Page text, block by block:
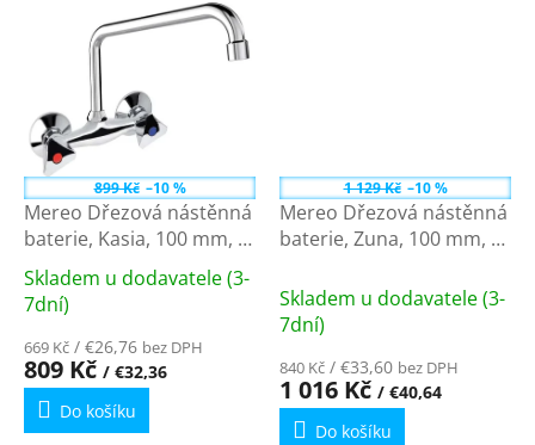
hvězdiček.
899 Kč –10 %
Mereo Dřezová nástěnná
baterie, Kasia, 100 mm, s
U ramínkem trubkovým o
18 mm - 230 mm, chrom
CBS301A04
Průměrné
hodnocení
produktu
je
4,3
z
Skladem u dodavatele (3-
7dní)
669 Kč / €26,76 bez DPH
809 Kč / €32,36
Do košíku
1 129 Kč –10 %
Mereo Dřezová nástěnná
baterie, Zuna, 100 mm, s
rovným 160 mm, chrom
CB302A02Z
Skladem u dodavatele (3-
7dní)
840 Kč / €33,60 bez DPH
1 016 Kč / €40,64
Do košíku